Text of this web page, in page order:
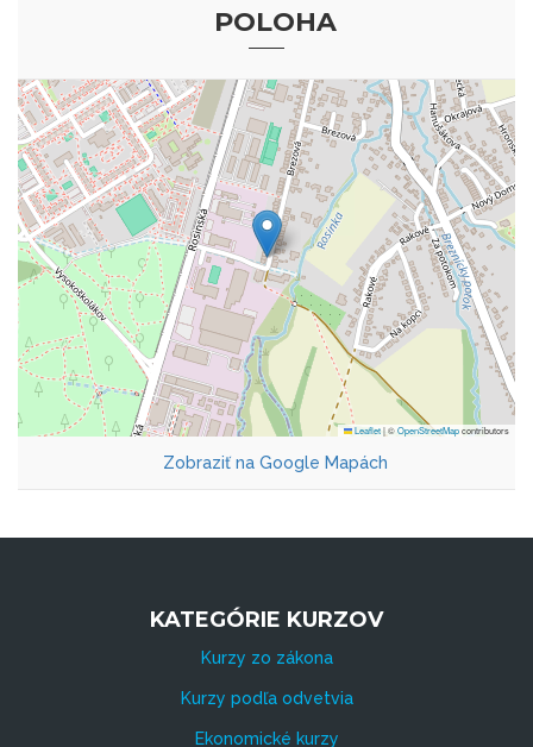
POLOHA
Leaflet|©OpenStreetMapcontributors
Zobraziť na Google Mapách
KATEGÓRIE KURZOV
Kurzy zo zákona
Kurzy podľa odvetvia
Ekonomické kurzy